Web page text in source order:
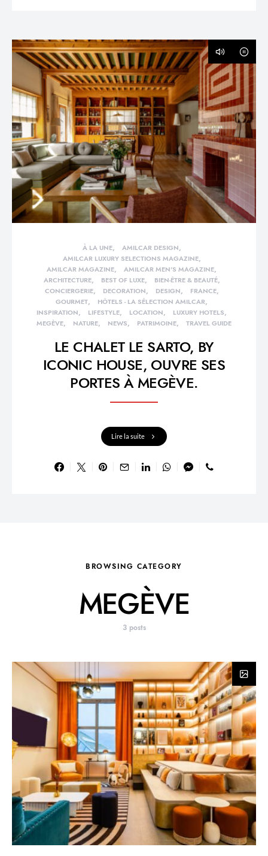
À LA UNE
AMILCAR DESIGN
AMILCAR LUXURY SELECTIONS MAGAZINE
AMILCAR MAGAZINE
AMILCAR MEN'S MAGAZINE
ARCHITECTURE
BEST OF LUXE
BIEN-ÊTRE & BEAUTÉ
CONCIERGERIE
DECORATION DESIGN
FRANCE
GOURMET
HÔTELS - LA SÉLECTION AMILCAR
INSPIRATION
LIFESTYLE LOCATION
LUXURY HOTELS
MEGÈVE
NATURE NEWS PATRIMOINE TRAVEL GUIDE
LE CHALET LE SARTO, BY
ICONIC HOUSE, OUVRE SES
PORTES À MEGÈVE.
Lire la suite
BROWSING CATEGORY
MEGÈVE
3 posts